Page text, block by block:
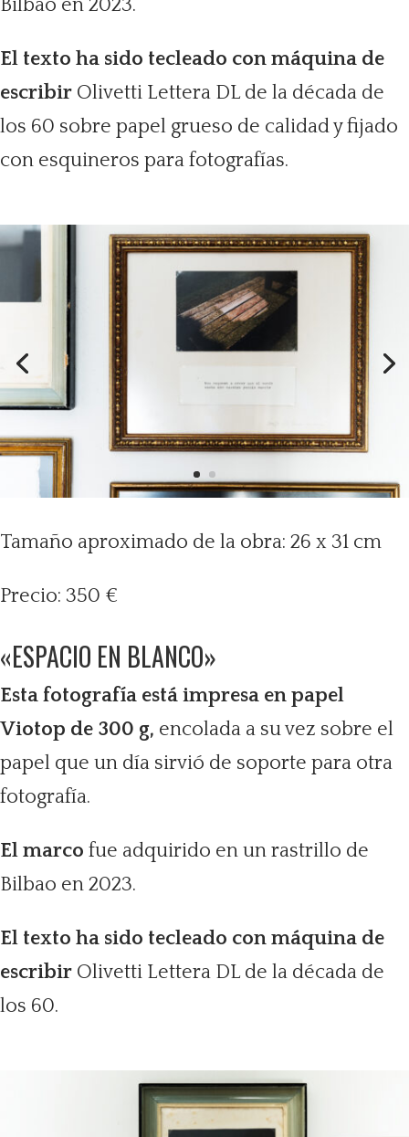
Bilbao en 2023.
El texto ha sido tecleado con máquina de
escribir Olivetti Lettera DL de la década de
los 60 sobre papel grueso de calidad y fijado
con esquineros para fotografías.
Tamaño aproximado de la obra: 26 x 31 cm
Precio: 350 €
«ESPACIO EN BLANCO»
Esta fotografía está impresa en papel
Viotop de 300 g, encolada a su vez sobre el
papel que un día sirvió de soporte para otra
fotografía.
El marco fue adquirido en un rastrillo de
Bilbao en 2023.
El texto ha sido tecleado con máquina de
escribir Olivetti Lettera DL de la década de
los 60.